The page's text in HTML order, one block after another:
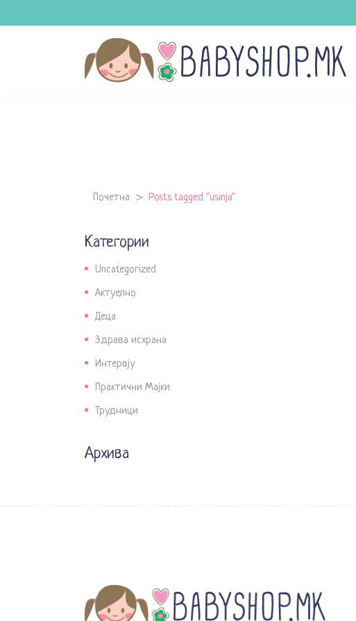
Почетна > Posts tagged "usinja"
Категории
Uncategorized
Актуелно
Деца
Здрава исхрана
Интервју
Практични Мајки
Трудници
Архива